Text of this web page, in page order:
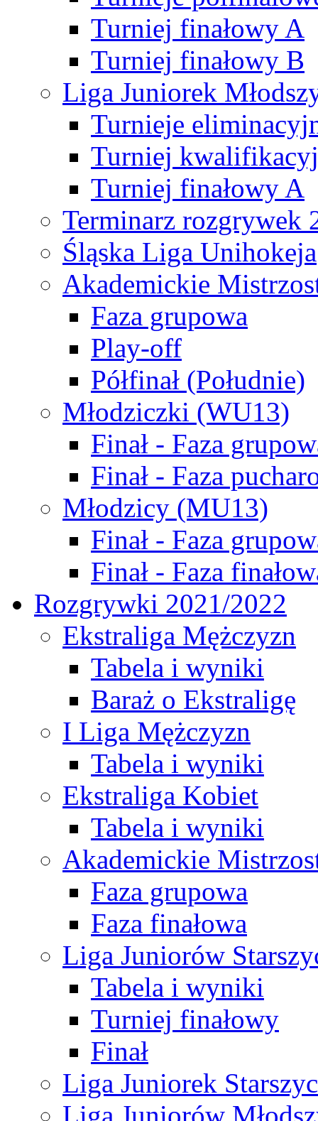
Turniej finałowy A
Turniej finałowy B
Liga Juniorek
Turnieje
Turniej
Turniej finałowy A
Terminarz rozgrywek
Śląska Liga Unihokeja
Akademickie
Faza grupowa
Play-off
Półfinał (Południe)
Młodziczki (WU13)
Finał - Faza
Finał - Faza
Młodzicy (MU13)
Finał - Faza
Finał - Faza
Rozgrywki 2021/2022
Ekstraliga Mężczyzn
Tabela i wyniki
Baraż o Ekstraligę
I Liga Mężczyzn
Tabela i wyniki
Ekstraliga Kobiet
Tabela i wyniki
Akademickie
Faza grupowa
Faza finałowa
Liga Juniorów
Tabela i wyniki
Turniej finałowy
Finał
Liga Juniorek
Liga Juniorów